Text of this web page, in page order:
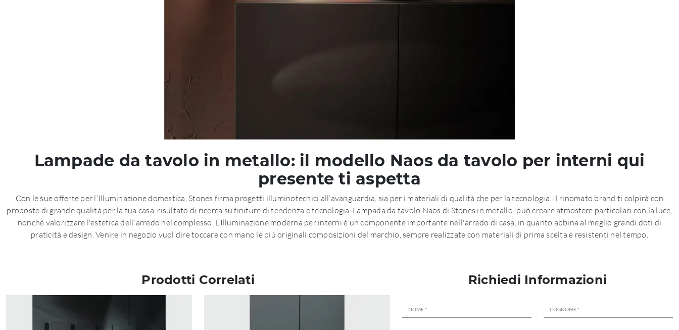
Lampade da tavolo in metallo: il modello Naos da tavolo per interni qui
presente ti aspetta
Con le sue offerte per l’Illuminazione domestica, Stones firma progetti illuminotecnici all’avanguardia, sia per i materiali di qualità che per la tecnologia. Il rinomato brand ti colpirà con
proposte di grande qualità per la tua casa, risultato di ricerca su finiture di tendenza e tecnologia. Lampada da tavolo Naos di Stones in metallo: può creare atmosfere particolari con la luce,
nonché valorizzare l'estetica dell'arredo nel complesso. L’Illuminazione moderna per interni è un componente importante nell'arredo di casa, in quanto abbina al meglio grandi doti di
praticità e design. Venire in negozio vuol dire toccare con mano le più originali composizioni del marchio, sempre realizzate con materiali di prima scelta e resistenti nel tempo.
Prodotti Correlati Richiedi Informazioni